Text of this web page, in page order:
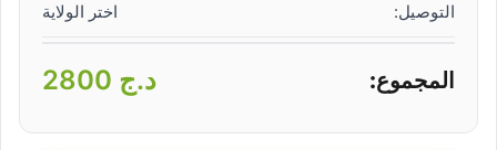
التوصيل: اختر الولاية
المجموع: د.ج